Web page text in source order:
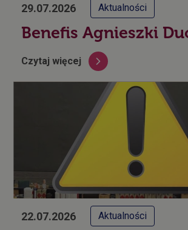
29.07.2026 Aktualności
Benefis Agnieszki
Czytaj więcej
22.07.2026 Aktualności